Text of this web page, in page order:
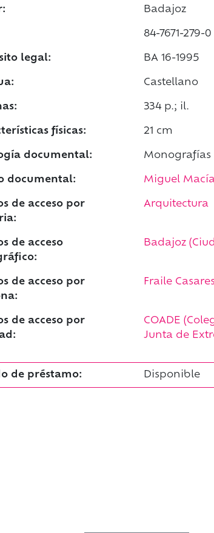
Badajoz
84-7671-279-0
legal: BA 16-1995
Castellano
334 p.; il.
físicas: 21 cm
documental: Monografías
documental: Miguel
de acceso por
Arquitectura
de acceso
Badajoz
de acceso por
Fraile
de acceso por
COADE
Junta de
de préstamo: Disponible